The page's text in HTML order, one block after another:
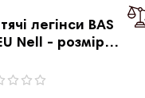
легінси BAS
Nell - розмір